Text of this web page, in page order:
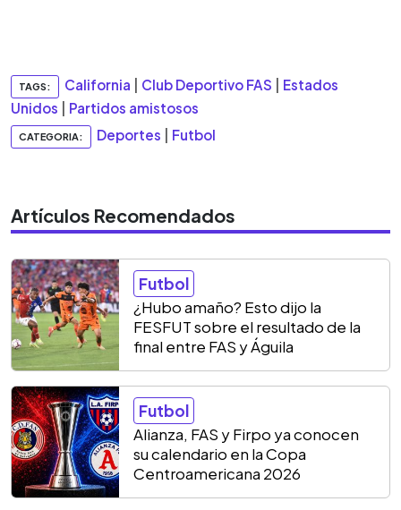
TAGS: California Club Deportivo FAS
Estados
Unidos
Partidos amistosos
CATEGORIA: Deportes Futbol
Artículos Recomendados
Futbol
¿Hubo amaño? Esto dijo la
FESFUT sobre el resultado de la
final entre FAS y Águila
Futbol
Alianza, FAS y Firpo ya conocen
su calendario en la Copa
Centroamericana 2026